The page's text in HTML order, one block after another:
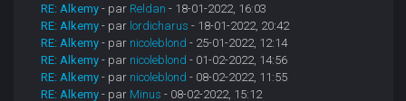
RE: Alkemy - par Reldan - 18-01-2022, 16:03
RE: Alkemy - par lordicharus - 18-01-2022, 20:42
RE: Alkemy - par nicoleblond - 25-01-2022, 12:14
RE: Alkemy - par nicoleblond - 01-02-2022, 14:56
RE: Alkemy - par nicoleblond - 08-02-2022, 11:55
RE: Alkemy - par Minus - 08-02-2022, 15:12